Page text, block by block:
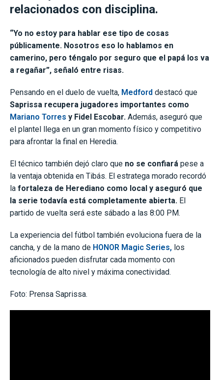
relacionados con disciplina.
“Yo no estoy para hablar ese tipo de cosas
públicamente. Nosotros eso lo hablamos en
camerino, pero téngalo por seguro que el papá los va
a regañar”, señaló entre risas.
Pensando en el duelo de vuelta, Medford destacó que
Saprissa recupera jugadores importantes como
Mariano Torres y Fidel Escobar. Además, aseguró que
el plantel llega en un gran momento físico y competitivo
para afrontar la final en Heredia.
El técnico también dejó claro que no se confiará pese a
la ventaja obtenida en Tibás. El estratega morado recordó
la fortaleza de Herediano como local y aseguró que
la serie todavía está completamente abierta. El
partido de vuelta será este sábado a las 8:00 PM.
La experiencia del fútbol también evoluciona fuera de la
cancha, y de la mano de HONOR Magic Series, los
aficionados pueden disfrutar cada momento con
tecnología de alto nivel y máxima conectividad.
Foto: Prensa Saprissa.